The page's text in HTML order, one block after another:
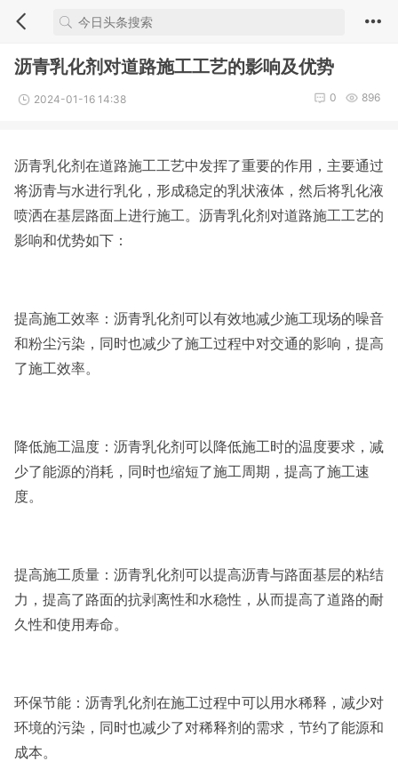
沥青乳化剂对道路施工工艺的影响及优势
2024-01-16 14:38 896
0
沥青乳化剂在道路施工工艺中发挥了重要的作用，主要通过
将沥青与水进行乳化，形成稳定的乳状液体，然后将乳化液
喷洒在基层路面上进行施工。沥青乳化剂对道路施工工艺的
影响和优势如下：
提高施工效率：沥青乳化剂可以有效地减少施工现场的噪音
和粉尘污染，同时也减少了施工过程中对交通的影响，提高
了施工效率。
降低施工温度：沥青乳化剂可以降低施工时的温度要求，减
少了能源的消耗，同时也缩短了施工周期，提高了施工速
度。
提高施工质量：沥青乳化剂可以提高沥青与路面基层的粘结
力，提高了路面的抗剥离性和水稳性，从而提高了道路的耐
久性和使用寿命。
环保节能：沥青乳化剂在施工过程中可以用水稀释，减少对
环境的污染，同时也减少了对稀释剂的需求，节约了能源和
成本。